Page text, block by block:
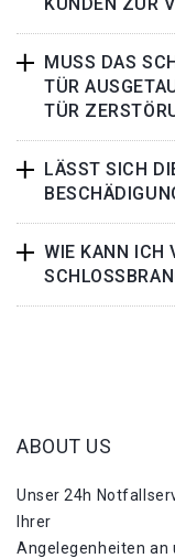
MUSS DAS
TÜR
TÜR
LÄSST SICH
WIE KANN ICH
ABOUT US
Unser 24h
Ihrer
Angelegenheiten an